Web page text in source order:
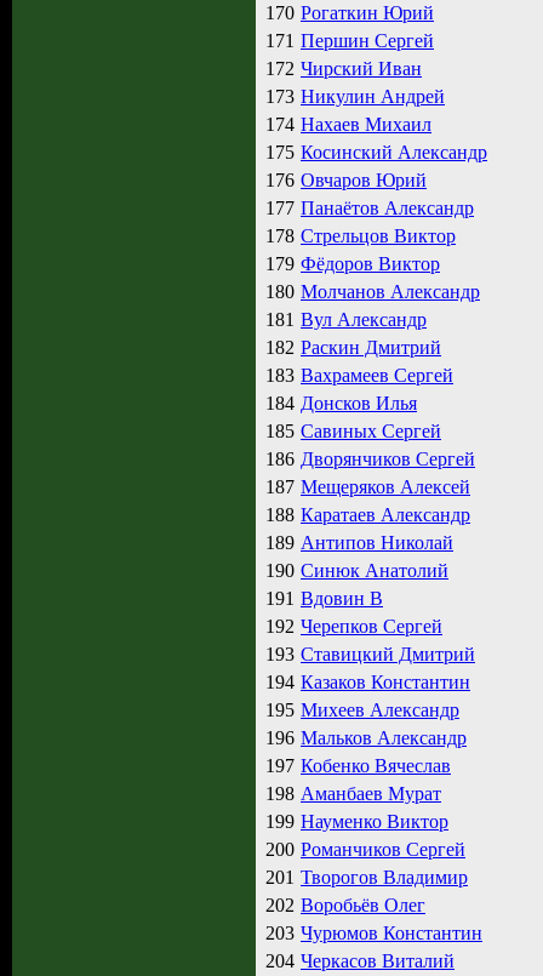
170 Рогаткин Юрий
171 Першин Сергей
172 Чирский Иван
173 Никулин Андрей
174 Нахаев Михаил
175 Косинский Александр
176 Овчаров Юрий
177 Панаётов Александр
178 Стрельцов Виктор
179 Фёдоров Виктор
180 Молчанов Александр
181 Вул Александр
182 Раскин Дмитрий
183 Вахрамеев Сергей
184 Донсков Илья
185 Савиных Сергей
186 Дворянчиков Сергей
187 Мещеряков Алексей
188 Каратаев Александр
189 Антипов Николай
190 Синюк Анатолий
191 Вдовин В
192 Черепков Сергей
193 Ставицкий Дмитрий
194 Казаков Константин
195 Михеев Александр
196 Мальков Александр
197 Кобенко Вячеслав
198 Аманбаев Мурат
199 Науменко Виктор
200 Романчиков Сергей
201 Творогов Владимир
202 Воробьёв Олег
203 Чурюмов Константин
204 Черкасов Виталий